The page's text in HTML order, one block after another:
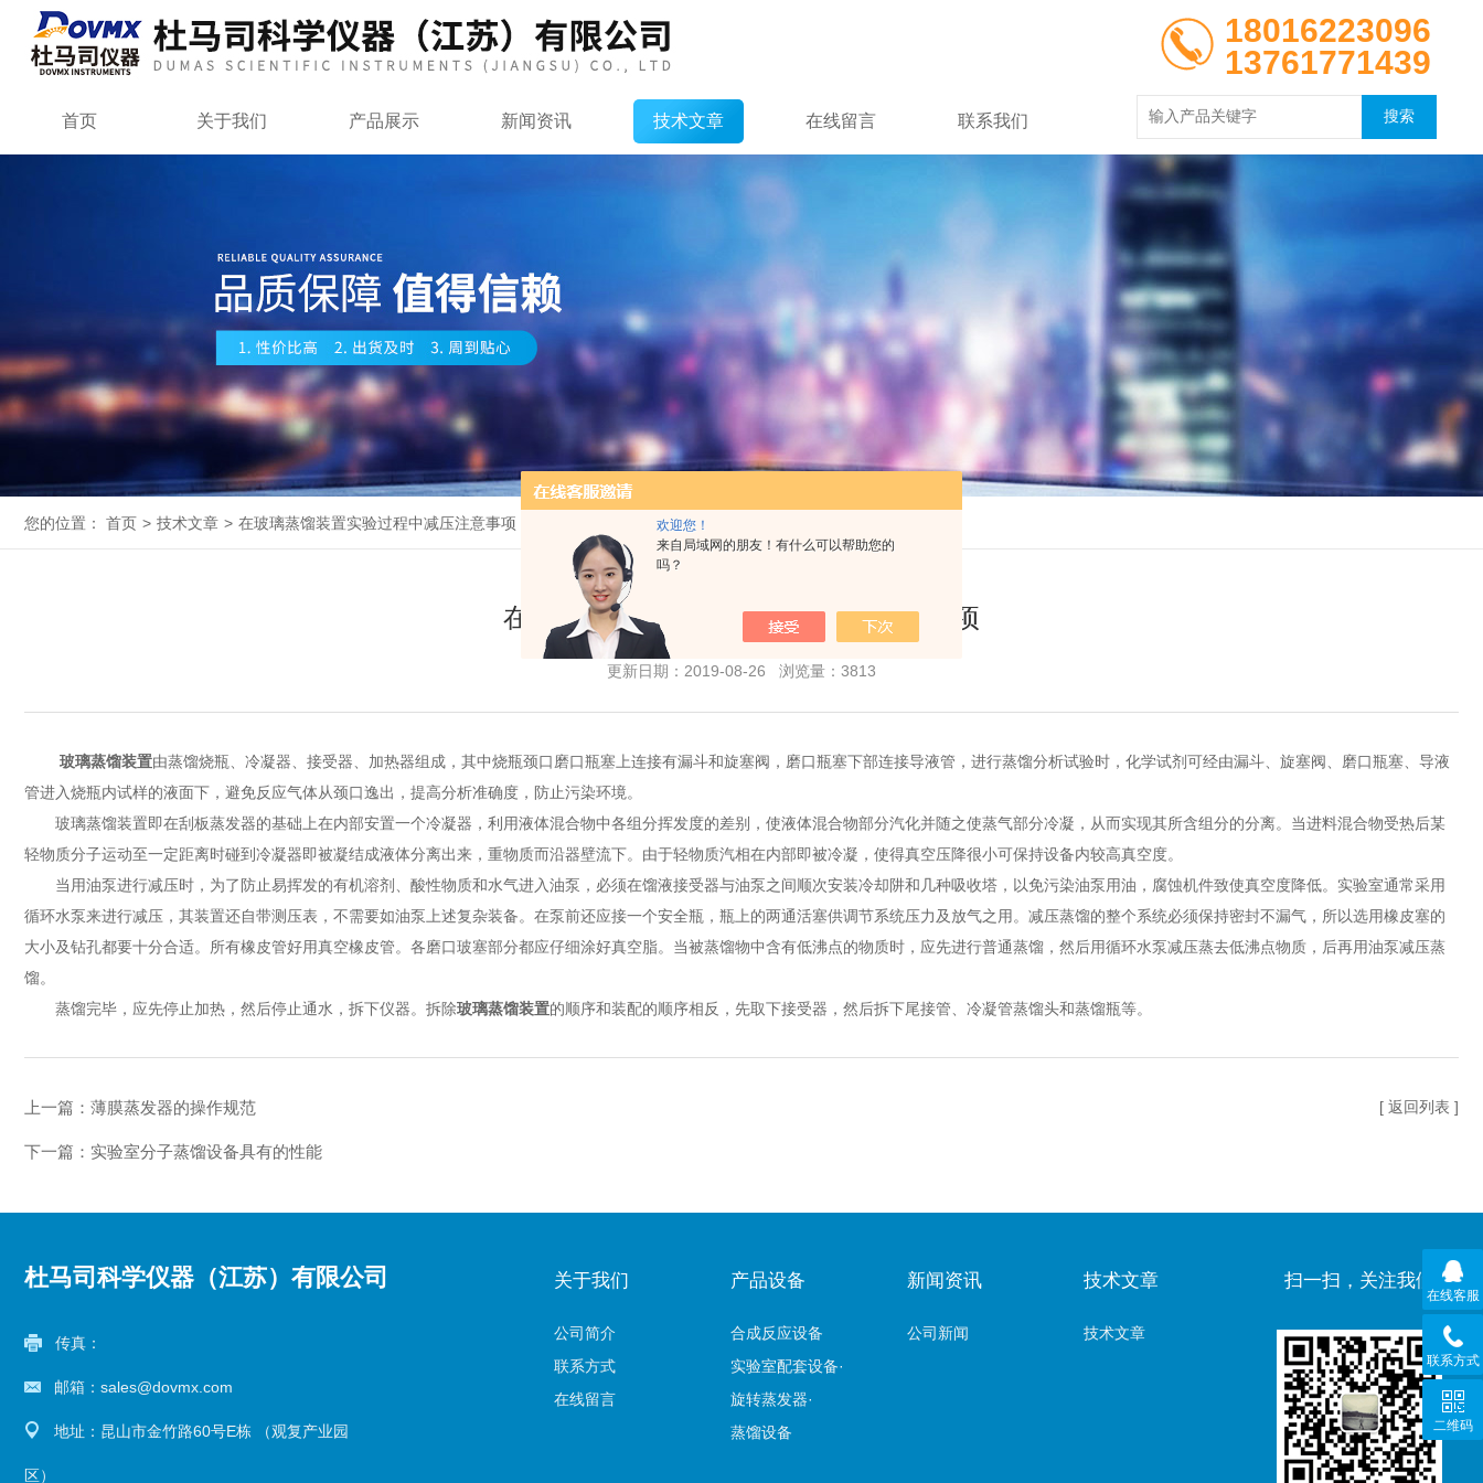
欢迎您！
来自局域网的朋友！有什么可以帮助您的
吗？
18016223096
13761771439
首页 关于我们 产品展示 新闻资讯 技术文章 在线留言 联系我们
您的位置： 首页 > 技术文章 > 在玻璃蒸馏装置实验过程中减压注意事项
在玻璃蒸馏装置实验过程中减压注意事项
更新日期：2019-08-26 浏览量：3813
玻璃蒸馏装置由蒸馏烧瓶、冷凝器、接受器、加热器组成，其中烧瓶颈口磨口瓶塞上连接有漏斗和旋塞阀，磨口瓶塞下部连接导液管，进行蒸馏分析试验时，化学试剂可经由漏斗、旋塞阀、磨口瓶塞、导液
管进入烧瓶内试样的液面下，避免反应气体从颈口逸出，提高分析准确度，防止污染环境。
玻璃蒸馏装置即在刮板蒸发器的基础上在内部安置一个冷凝器，利用液体混合物中各组分挥发度的差别，使液体混合物部分汽化并随之使蒸气部分冷凝，从而实现其所含组分的分离。当进料混合物受热后某
轻物质分子运动至一定距离时碰到冷凝器即被凝结成液体分离出来，重物质而沿器壁流下。由于轻物质汽相在内部即被冷凝，使得真空压降很小可保持设备内较高真空度。
当用油泵进行减压时，为了防止易挥发的有机溶剂、酸性物质和水气进入油泵，必须在馏液接受器与油泵之间顺次安装冷却阱和几种吸收塔，以免污染油泵用油，腐蚀机件致使真空度降低。实验室通常采用
循环水泵来进行减压，其装置还自带测压表，不需要如油泵上述复杂装备。在泵前还应接一个安全瓶，瓶上的两通活塞供调节系统压力及放气之用。减压蒸馏的整个系统必须保持密封不漏气，所以选用橡皮塞的
大小及钻孔都要十分合适。所有橡皮管好用真空橡皮管。各磨口玻塞部分都应仔细涂好真空脂。当被蒸馏物中含有低沸点的物质时，应先进行普通蒸馏，然后用循环水泵减压蒸去低沸点物质，后再用油泵减压蒸
馏。
蒸馏完毕，应先停止加热，然后停止通水，拆下仪器。拆除玻璃蒸馏装置的顺序和装配的顺序相反，先取下接受器，然后拆下尾接管、冷凝管蒸馏头和蒸馏瓶等。
上一篇： 薄膜蒸发器的操作规范
下一篇： 实验室分子蒸馏设备具有的性能
[ 返回列表 ]
杜马司科学仪器（江苏）有限公司
传真：
邮箱：sales@dovmx.com
地址：昆山市金竹路60号E栋 （观复产业园
区）
扫一扫，关注我们
关于我们
公司简介
联系方式
在线留言
产品设备
合成反应设备
实验室配套设备·
旋转蒸发器·
蒸馏设备
新闻资讯
公司新闻
技术文章
技术文章
在线客服
联系方式
二维码